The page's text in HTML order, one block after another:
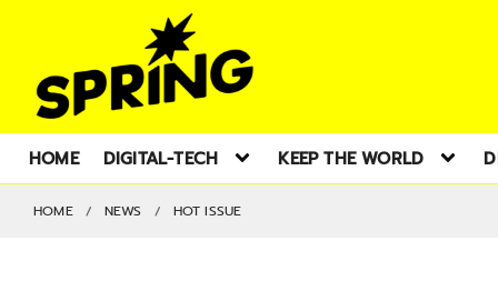
HOME DIGITAL-TECH KEEP THE WORLD
HOME NEWS HOT ISSUE